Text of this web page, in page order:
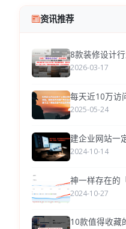
资讯推荐
8款装修设计
2026-03-17
每天近10万访
2025-05-24
建企业网站一
2024-10-14
神一样存在的
2024-10-27
10款值得收藏